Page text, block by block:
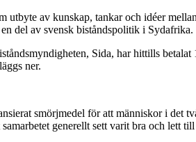
utbyte av kunskap, tankar och idéer
en del av svensk biståndspolitik i Sydafrika.
Sida, har hittills
ner.
smörjmedel för att människor i det
samarbetet generellt sett varit bra och lett